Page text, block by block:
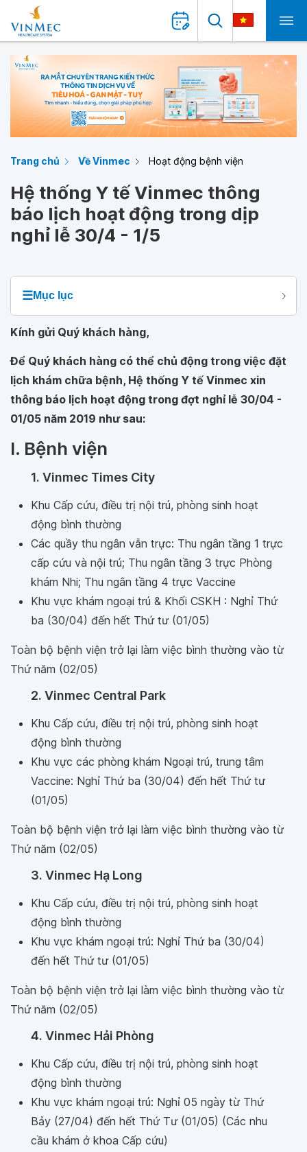
Trang chủ Về Vinmec Hoạt động bệnh viện
Hệ thống Y tế Vinmec thông
báo lịch hoạt động trong dịp
nghỉ lễ 30/4 - 1/5
☰Mục lục
Kính gửi Quý khách hàng,
Để Quý khách hàng có thể chủ động trong việc đặt
lịch khám chữa bệnh, Hệ thống Y tế Vinmec xin
thông báo lịch hoạt động trong đợt nghỉ lễ 30/04 -
01/05 năm 2019 như sau:
I. Bệnh viện
1. Vinmec Times City
Khu Cấp cứu, điều trị nội trú, phòng sinh hoạt
động bình thường
Các quầy thu ngân vẫn trực: Thu ngân tầng 1 trực
cấp cứu và nội trú; Thu ngân tầng 3 trực Phòng
khám Nhi; Thu ngân tầng 4 trực Vaccine
Khu vực khám ngoại trú & Khối CSKH : Nghỉ Thứ
ba (30/04) đến hết Thứ tư (01/05)
Toàn bộ bệnh viện trở lại làm việc bình thường vào từ
Thứ năm (02/05)
2. Vinmec Central Park
Khu Cấp cứu, điều trị nội trú, phòng sinh hoạt
động bình thường
Khu vực các phòng khám Ngoại trú, trung tâm
Vaccine: Nghỉ Thứ ba (30/04) đến hết Thứ tư
(01/05)
Toàn bộ bệnh viện trở lại làm việc bình thường vào từ
Thứ năm (02/05)
3. Vinmec Hạ Long
Khu Cấp cứu, điều trị nội trú, phòng sinh hoạt
động bình thường
Khu vực khám ngoại trú: Nghỉ Thứ ba (30/04)
đến hết Thứ tư (01/05)
Toàn bộ bệnh viện trở lại làm việc bình thường vào từ
Thứ năm (02/05)
4. Vinmec Hải Phòng
Khu Cấp cứu, điều trị nội trú, phòng sinh hoạt
động bình thường
Khu vực khám ngoại trú: Nghỉ 05 ngày từ Thứ
Bảy (27/04) đến hết Thứ Tư (01/05) (Các nhu
cầu khám ở khoa Cấp cứu)